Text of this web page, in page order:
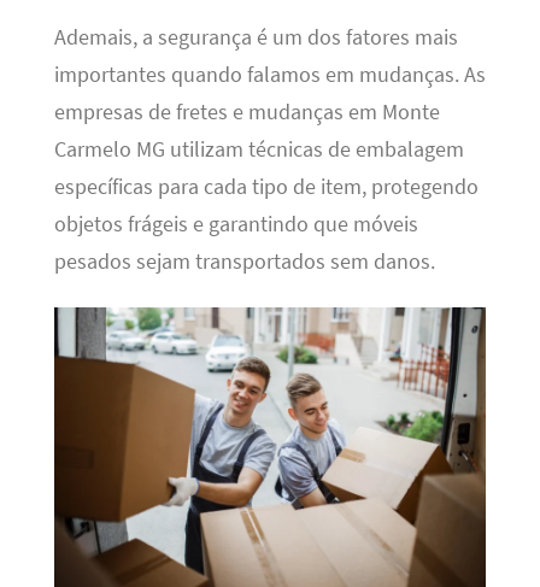
Ademais, a segurança é um dos fatores mais
importantes quando falamos em mudanças. As
empresas de fretes e mudanças em Monte
Carmelo MG utilizam técnicas de embalagem
específicas para cada tipo de item, protegendo
objetos frágeis e garantindo que móveis
pesados sejam transportados sem danos.